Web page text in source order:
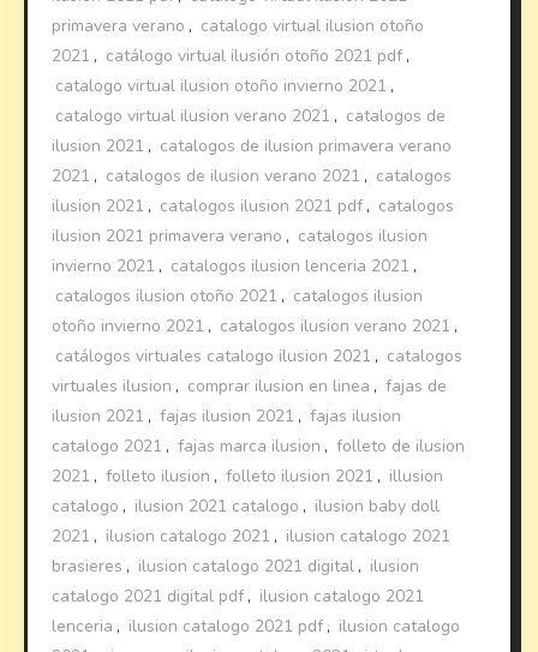
primavera verano , catalogo virtual ilusion otoño
2021 , catálogo virtual ilusión otoño 2021 pdf ,
catalogo virtual ilusion otoño invierno 2021 ,
catalogo virtual ilusion verano 2021 , catalogos de
ilusion 2021 , catalogos de ilusion primavera verano
2021 , catalogos de ilusion verano 2021 , catalogos
ilusion 2021 , catalogos ilusion 2021 pdf , catalogos
ilusion 2021 primavera verano , catalogos ilusion
invierno 2021 , catalogos ilusion lenceria 2021 ,
catalogos ilusion otoño 2021 , catalogos ilusion
otoño invierno 2021 , catalogos ilusion verano 2021 ,
catálogos virtuales catalogo ilusion 2021 , catalogos
virtuales ilusion , comprar ilusion en linea , fajas de
ilusion 2021 , fajas ilusion 2021 , fajas ilusion
catalogo 2021 , fajas marca ilusion , folleto de ilusion
2021 , folleto ilusion , folleto ilusion 2021 , illusion
catalogo , ilusion 2021 catalogo , ilusion baby doll
2021 , ilusion catalogo 2021 , ilusion catalogo 2021
brasieres , ilusion catalogo 2021 digital , ilusion
catalogo 2021 digital pdf , ilusion catalogo 2021
lenceria , ilusion catalogo 2021 pdf , ilusion catalogo